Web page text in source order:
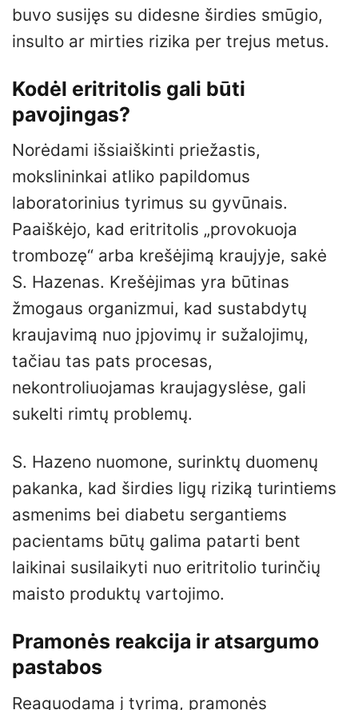
buvo susijęs su didesne širdies smūgio,
insulto ar mirties rizika per trejus metus.
Kodėl eritritolis gali būti
pavojingas?
Norėdami išsiaiškinti priežastis,
mokslininkai atliko papildomus
laboratorinius tyrimus su gyvūnais.
Paaiškėjo, kad eritritolis „provokuoja
trombozę“ arba krešėjimą kraujyje, sakė
S. Hazenas. Krešėjimas yra būtinas
žmogaus organizmui, kad sustabdytų
kraujavimą nuo įpjovimų ir sužalojimų,
tačiau tas pats procesas,
nekontroliuojamas kraujagyslėse, gali
sukelti rimtų problemų.
S. Hazeno nuomone, surinktų duomenų
pakanka, kad širdies ligų riziką turintiems
asmenims bei diabetu sergantiems
pacientams būtų galima patarti bent
laikinai susilaikyti nuo eritritolio turinčių
maisto produktų vartojimo.
Pramonės reakcija ir atsargumo
pastabos
Reaguodama į tyrimą, pramonės